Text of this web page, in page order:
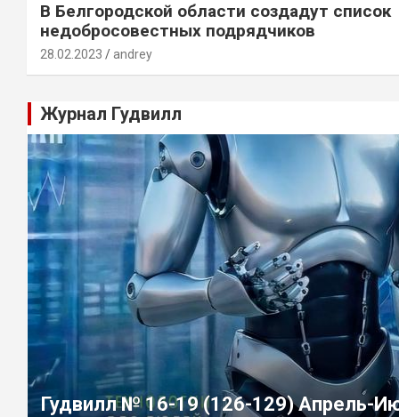
В Белгородской области создадут список
недобросовестных подрядчиков
28.02.2023 andrey
Журнал Гудвилл
Гудвилл № 16-19 (126-129) Апрель-